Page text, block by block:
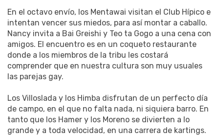
En el octavo envío, los Mentawai visitan el Club Hípico e
intentan vencer sus miedos, para así montar a caballo.
Nancy invita a Bai Greishi y Teo ta Gogo a una cena con
amigos. El encuentro es en un coqueto restaurante
donde a los miembros de la tribu les costará
comprender que en nuestra cultura son muy usuales
las parejas gay.
Los Villoslada y los Himba disfrutan de un perfecto día
de campo, en el que no falta nada, ni siquiera barro. En
tanto que los Hamer y los Moreno se divierten a lo
grande y a toda velocidad, en una carrera de kartings.